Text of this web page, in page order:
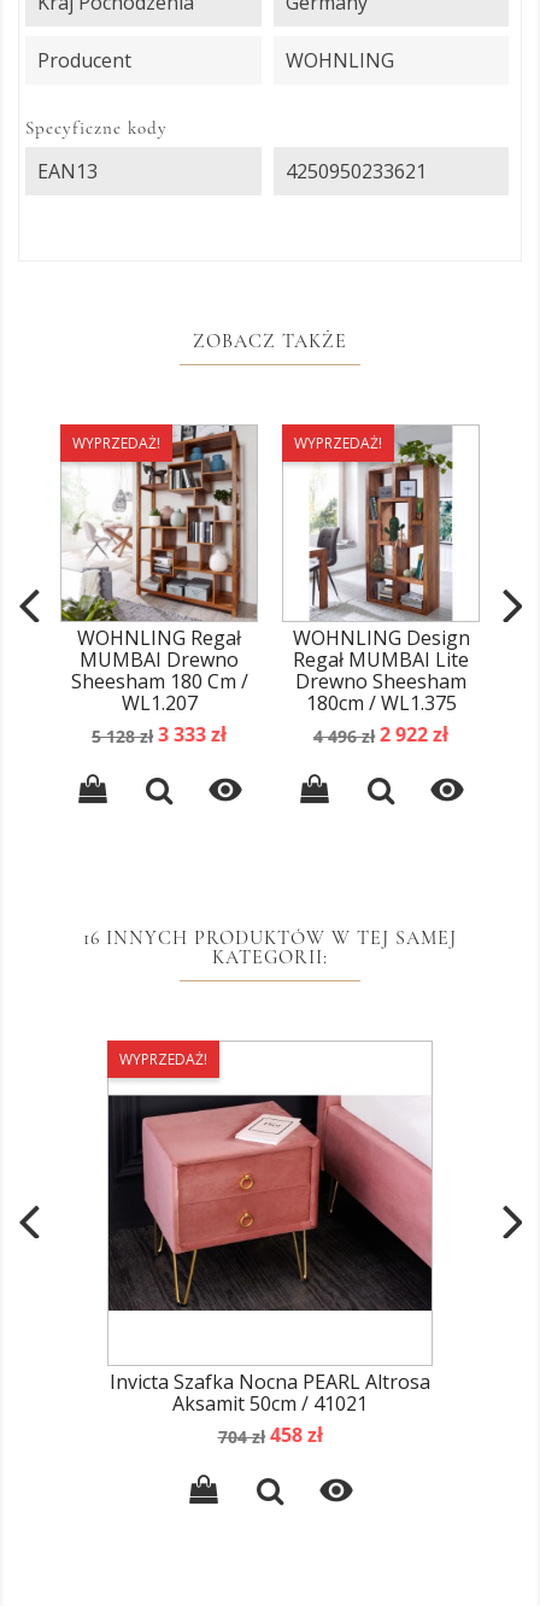
Producent WOHNLING
Specyficzne kody
EAN13 4250950233621
ZOBACZ TAKŻE
WYPRZEDAŻ!
WOHNLING Regał
MUMBAI Drewno
Sheesham 180 Cm /
WL1.207
Cena
5 128 zł Cena
3 333 zł

WYPRZEDAŻ!
WOHNLING Design
Regał MUMBAI Lite
Drewno Sheesham
180cm / WL1.375
Cena
4 496 zł Cena
2 922 zł

16 INNYCH PRODUKTÓW W TEJ SAMEJ
KATEGORII:
WYPRZEDAŻ!
Invicta Szafka Nocna PEARL Altrosa
Aksamit 50cm / 41021
Cena
704 zł Cena
458 zł
